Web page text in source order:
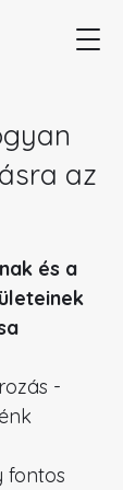
az
és a
-
fontos